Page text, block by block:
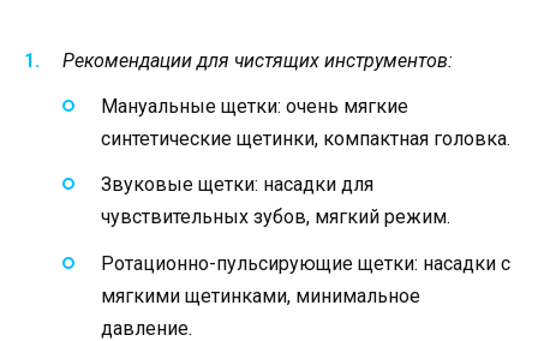
Рекомендации для чистящих инструментов:
Мануальные щетки: очень мягкие
синтетические щетинки, компактная головка.
Звуковые щетки: насадки для
чувствительных зубов, мягкий режим.
Ротационно-пульсирующие щетки: насадки с
мягкими щетинками, минимальное
давление.